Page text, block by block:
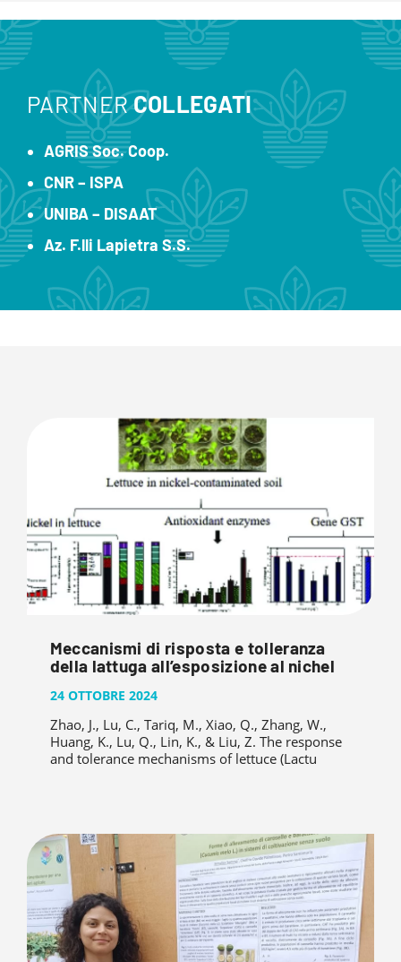
PARTNERCOLLEGATI
AGRIS Soc. Coop.
CNR – ISPA
UNIBA – DISAAT
Az. F.lli Lapietra S.S.
Meccanismi di risposta e tolleranza
della lattuga all’esposizione al nichel
24 OTTOBRE 2024
Zhao, J., Lu, C., Tariq, M., Xiao, Q., Zhang, W.,
Huang, K., Lu, Q., Lin, K., & Liu, Z. The response
and tolerance mechanisms of lettuce (Lactu